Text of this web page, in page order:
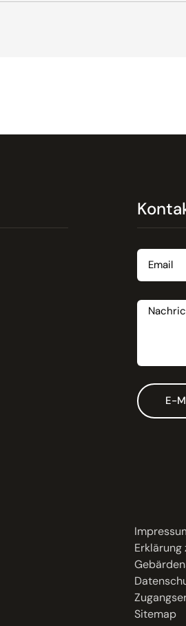
E-
Sitemap